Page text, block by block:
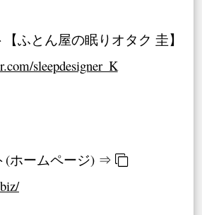
ふとん屋の眠りオタク 圭】
sleepdesigner_K
(ホームページ) ⇒